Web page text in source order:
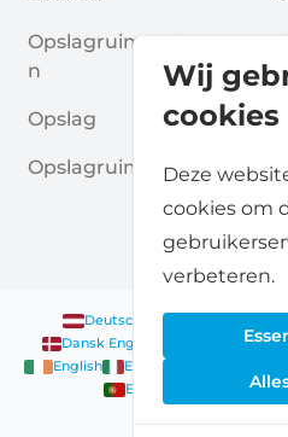
Wij
cookies
Deze
cookies om
verbeteren.
Opslagruimte Aanvrage
N
Opslag
Opslagruimte Gidsen
N
Deutsch English
Dansk English
English
English
English
Español|